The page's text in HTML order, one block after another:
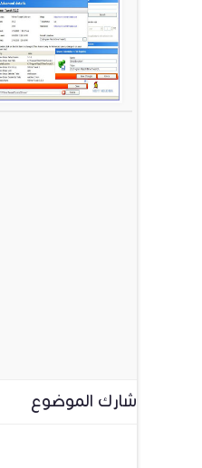
شارك الموضوع